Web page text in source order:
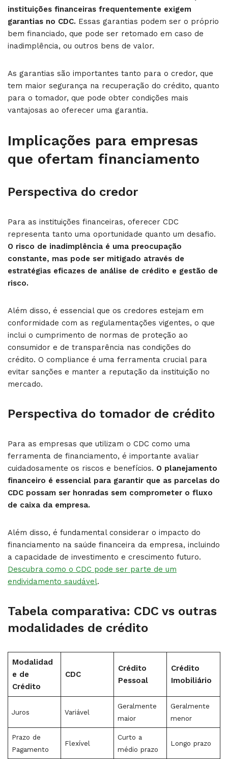
instituições financeiras frequentemente exigem
garantias no CDC. Essas garantias podem ser o próprio
bem financiado, que pode ser retomado em caso de
inadimplência, ou outros bens de valor.
As garantias são importantes tanto para o credor, que
tem maior segurança na recuperação do crédito, quanto
para o tomador, que pode obter condições mais
vantajosas ao oferecer uma garantia.
Implicações para empresas
que ofertam financiamento
Perspectiva do credor
Para as instituições financeiras, oferecer CDC
representa tanto uma oportunidade quanto um desafio.
O risco de inadimplência é uma preocupação
constante, mas pode ser mitigado através de
estratégias eficazes de análise de crédito e gestão de
risco.
Além disso, é essencial que os credores estejam em
conformidade com as regulamentações vigentes, o que
inclui o cumprimento de normas de proteção ao
consumidor e de transparência nas condições do
crédito. O compliance é uma ferramenta crucial para
evitar sanções e manter a reputação da instituição no
mercado.
Perspectiva do tomador de crédito
Para as empresas que utilizam o CDC como uma
ferramenta de financiamento, é importante avaliar
cuidadosamente os riscos e benefícios. O planejamento
financeiro é essencial para garantir que as parcelas do
CDC possam ser honradas sem comprometer o fluxo
de caixa da empresa.
Além disso, é fundamental considerar o impacto do
financiamento na saúde financeira da empresa, incluindo
a capacidade de investimento e crescimento futuro.
Descubra como o CDC pode ser parte de um
endividamento saudável.
Tabela comparativa: CDC vs outras
modalidades de crédito
Modalidad
e de
Crédito
CDC
Crédito
Pessoal
Crédito
Imobiliário
Juros Variável
Geralmente
maior
Geralmente
menor
Prazo de
Pagamento
Flexível
Curto a
médio prazo
Longo prazo